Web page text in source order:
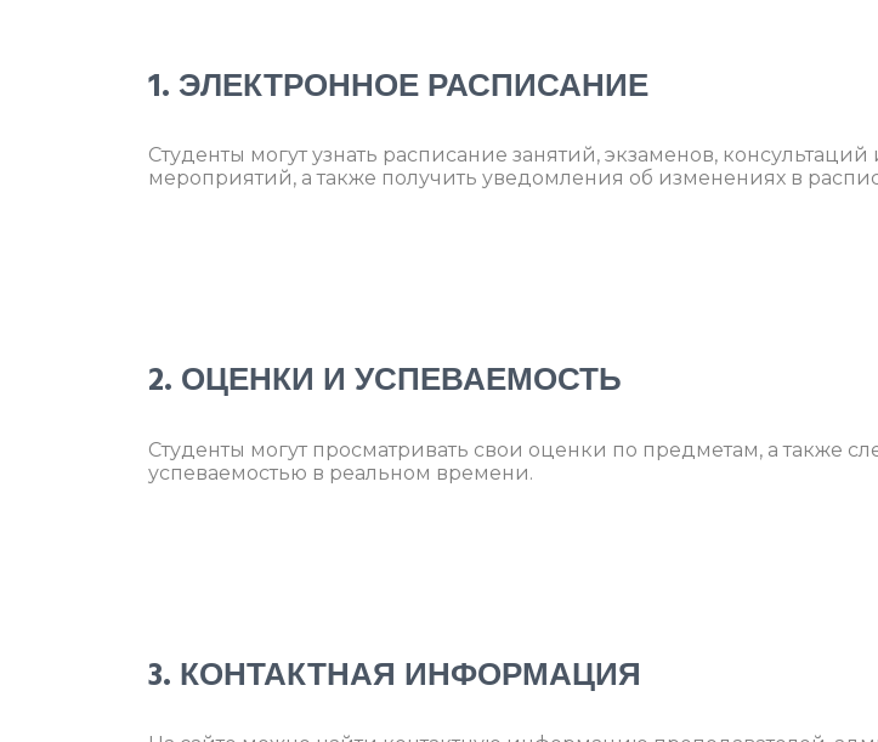
1. ЭЛЕКТРОННОЕ РАСПИСАНИЕ
Студенты могут узнать расписание занятий, экзаменов, консультаций
мероприятий, а также получить уведомления об изменениях в
2. ОЦЕНКИ И УСПЕВАЕМОСТЬ
Студенты могут просматривать свои оценки по предметам, а также
успеваемостью в реальном времени.
3. КОНТАКТНАЯ ИНФОРМАЦИЯ